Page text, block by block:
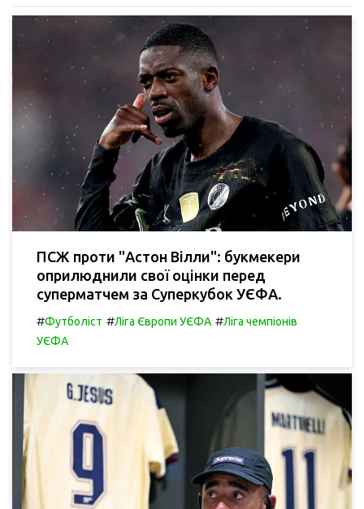
ПСЖ проти "Астон Вілли": букмекери
оприлюднили свої оцінки перед
суперматчем за Суперкубок УЄФА.
#Футболіст #Ліга Європи УЄФА #Ліга чемпіонів
УЄФА